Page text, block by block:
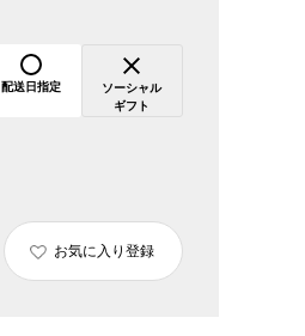
配送日指定
ソーシャル
ギフト
お気に入り登録